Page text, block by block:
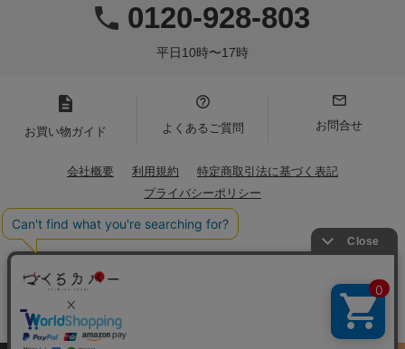
0120-928-803
平日10時〜17時
お買い物ガイド よくあるご質問 お問合せ
会社概要 利用規約
特定商取引法に基づく表記
プライバシーポリシー
Copyright(C)2021 Iwamoto Senni. All Rights Reserved.